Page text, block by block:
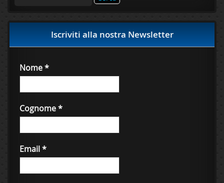
Iscriviti alla nostra Newsletter
Nome*
Cognome*
Email*